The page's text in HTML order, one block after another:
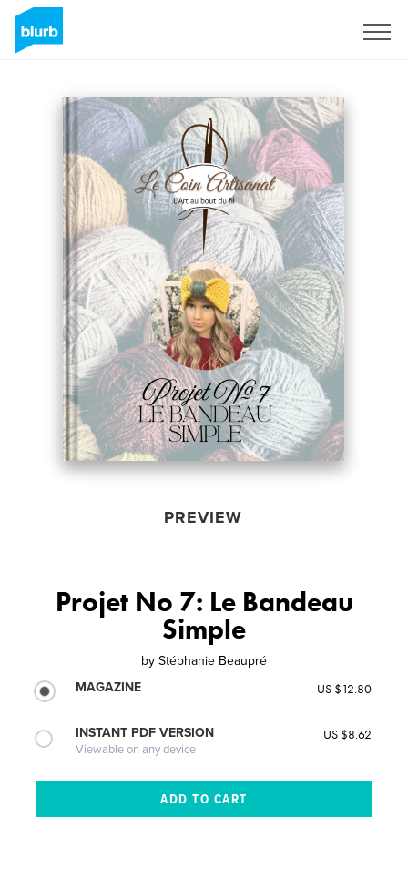
PREVIEW
Projet No 7: Le Bandeau
Simple
by Stéphanie Beaupré
MAGAZINE
US $12.80
INSTANT PDF VERSION
Viewable on any device
US $8.62